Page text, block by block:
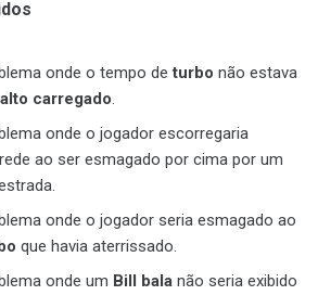
onde o tempo deturbo não estava
carregado.
onde o jogador escorregaria
ao ser esmagado por cima por um
onde o jogador seria esmagado ao
que havia aterrissado.
onde um Bill bala não seria exibido